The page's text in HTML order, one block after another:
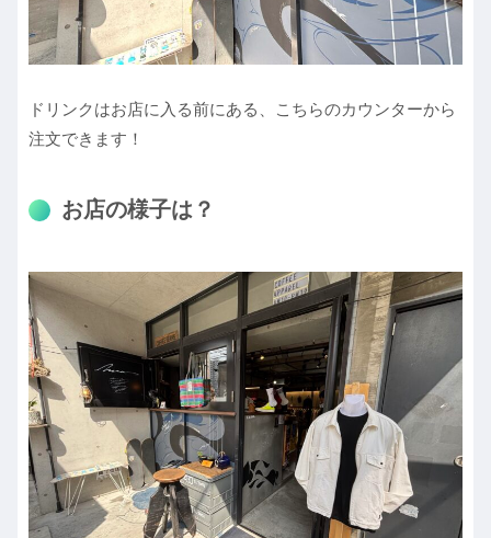
ドリンクはお店に入る前にある、こちらのカウンターから
注文できます！
お店の様子は？